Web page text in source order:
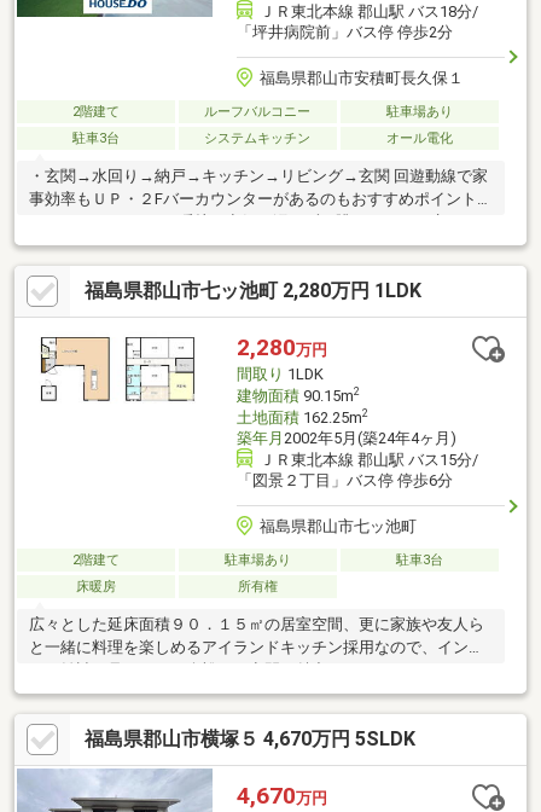
ＪＲ東北本線 郡山駅 バス18分/
「坪井病院前」バス停 停歩2分
福島県郡山市安積町長久保１
2階建て ルーフバルコニー
駐車場あり
駐車3台
システムキッチン オール電化
・玄関→水回り→納戸→キッチン→リビング→玄関 回遊動線で家
事効率もＵＰ・２Fバーカウンターがあるのもおすすめポイント
す・洗面所には、パウダースペースもあって朝の身支度がはかど
ります・脱衣所はランドリールームとしても大活躍♪・玄関２
way、独立手洗いがあるのもうれしいポイント・お天気のいい日
には、テラスでランチ♪・敷地広々約１１１坪！お車は８台駐車可
能！ 趣味も十分に楽しめるカースペースとお庭・小中学校まで
徒歩１０分以内で通学安心！・徒歩圏内のスーパーやドラックス
トアも充実！
福島県郡山市七ッ池町 2,280万円 1LDK
2,280万円
間取り 1LDK
建物面積90.15m2
土地面積162.25m2
築年月 2002年5月(築24年4ヶ月)
ＪＲ東北本線 郡山駅 バス15分/
「図景２丁目」バス停 停歩6分
福島県郡山市七ッ池町
2階建て 駐車場あり
駐車3台
床暖房
所有権
広々とした延床面積９０．１５㎡の居室空間、更に家族や友人ら
と一緒に料理を楽しめるアイランドキッチン採用なので、インテ
福島県郡山市横塚５ 4,670万円 5SLDK
4,670万円